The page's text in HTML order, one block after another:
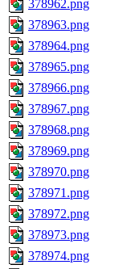
378962.png
378963.png
378964.png
378965.png
378966.png
378967.png
378968.png
378969.png
378970.png
378971.png
378972.png
378973.png
378974.png